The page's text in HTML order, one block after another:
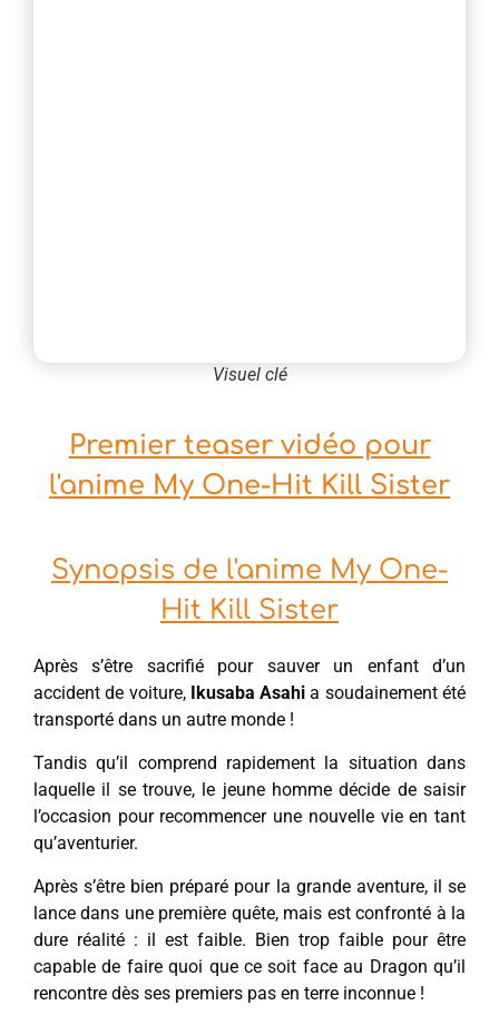
Visuel clé
Premier teaser vidéo pour
l'anime My One-Hit Kill Sister
Synopsis de l'anime My One-
Hit Kill Sister
Après s’être sacrifié pour sauver un enfant d’un
accident de voiture,
Ikusaba Asahi a soudainement été
transporté dans un autre monde !
Tandis qu’il comprend rapidement la situation dans
laquelle il se trouve, le jeune homme décide de saisir
l’occasion pour recommencer une nouvelle vie en tant
qu’aventurier.
Après s’être bien préparé pour la grande aventure, il se
lance dans une première quête, mais est confronté à la
dure réalité : il est faible. Bien trop faible pour être
capable de faire quoi que ce soit face au Dragon qu’il
rencontre dès ses premiers pas en terre inconnue !